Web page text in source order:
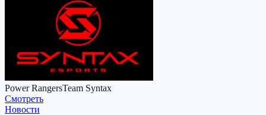
Power RangersTeam Syntax
Cмотреть
Новости